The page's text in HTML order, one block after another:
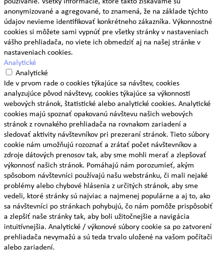
anonymizované a agregované, to znamená, že na základe týchto
údajov nevieme identifikovať konkrétneho zákazníka. Výkonnostné
cookies si môžete sami vypnúť pre všetky stránky v nastaveniach
vášho prehliadača, no viete ich obmedziť aj na našej stránke v
nastaveniach cookies.
Analytické
Analytické
Ide v prvom rade o cookies týkajúce sa návštev, cookies
analyzujúce pôvod návštevy, cookies týkajúce sa výkonnosti
webových stránok, štatistické alebo analytické cookies. Analytické
cookies majú spoznať opakovanú návštevu našich webových
stránok z rovnakého prehliadača na rovnakom zariadení a
sledovať aktivity návštevníkov pri prezeraní stránok. Tieto súbory
cookie nám umožňujú rozoznať a zrátať počet návštevníkov a
zdroje dátových prenosov tak, aby sme mohli merať a zlepšovať
výkonnosť našich stránok. Pomáhajú nám porozumieť, akým
spôsobom návštevníci používajú našu webstránku, či mali nejaké
problémy alebo chybové hlásenia z určitých stránok, aby sme
vedeli, ktoré stránky sú najviac a najmenej populárne a aj to, ako
sa návštevníci po stránkach pohybujú, čo nám pomôže prispôsobiť
a zlepšiť naše stránky tak, aby boli užitočnejšie a navigácia
intuitívnejšia. Analytické / výkonové súbory cookie sa po zatvorení
prehliadača nevymažú a sú teda trvalo uložené na vašom počítači
alebo zariadení.